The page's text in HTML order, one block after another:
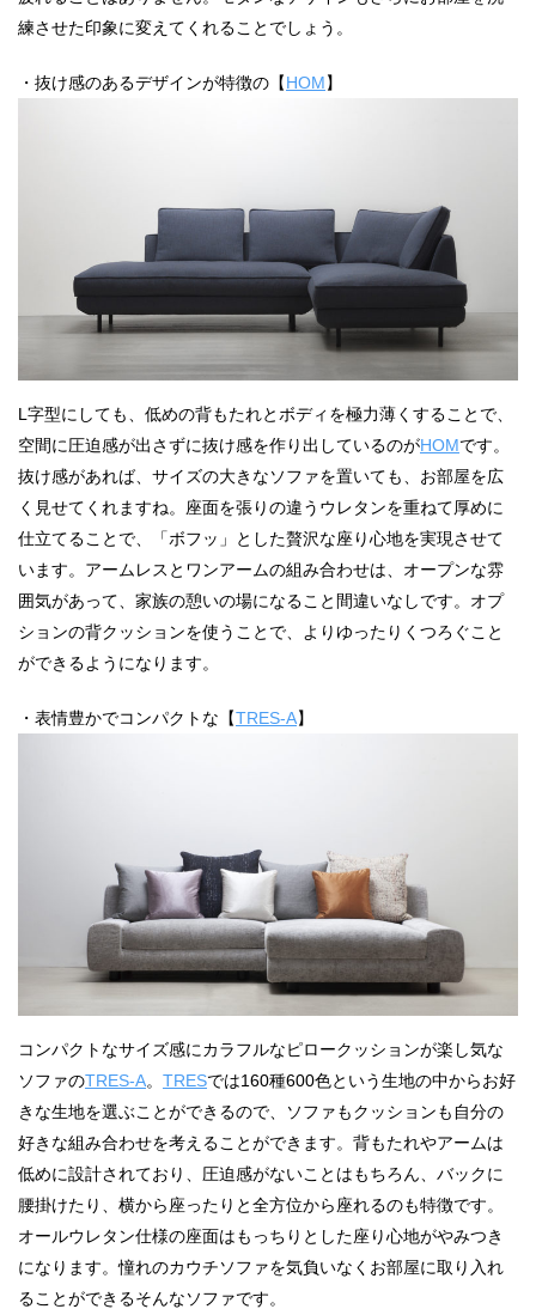
練させた印象に変えてくれることでしょう。
・抜け感のあるデザインが特徴の【HOM】
L字型にしても、低めの背もたれとボディを極力薄くすることで、
空間に圧迫感が出さずに抜け感を作り出しているのがHOMです。
抜け感があれば、サイズの大きなソファを置いても、お部屋を広
く見せてくれますね。座面を張りの違うウレタンを重ねて厚めに
仕立てることで、「ボフッ」とした贅沢な座り心地を実現させて
います。アームレスとワンアームの組み合わせは、オープンな雰
囲気があって、家族の憩いの場になること間違いなしです。オプ
ションの背クッションを使うことで、よりゆったりくつろぐこと
ができるようになります。
・表情豊かでコンパクトな【TRES-A】
コンパクトなサイズ感にカラフルなピロークッションが楽し気な
ソファのTRES-A。 TRESでは160種600色という生地の中からお好
きな生地を選ぶことができるので、ソファもクッションも自分の
好きな組み合わせを考えることができます。背もたれやアームは
低めに設計されており、圧迫感がないことはもちろん、バックに
腰掛けたり、横から座ったりと全方位から座れるのも特徴です。
オールウレタン仕様の座面はもっちりとした座り心地がやみつき
になります。憧れのカウチソファを気負いなくお部屋に取り入れ
ることができるそんなソファです。